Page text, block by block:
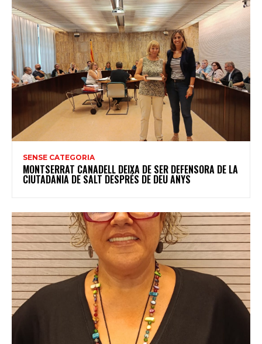
SENSE CATEGORIA
MONTSERRAT CANADELL DEIXA DE SER DEFENSORA DE LA
CIUTADANIA DE SALT DESPRÉS DE DEU ANYS